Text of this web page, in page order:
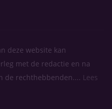
deze website kan
met de redactie en na
de rechthebbenden....
Lees